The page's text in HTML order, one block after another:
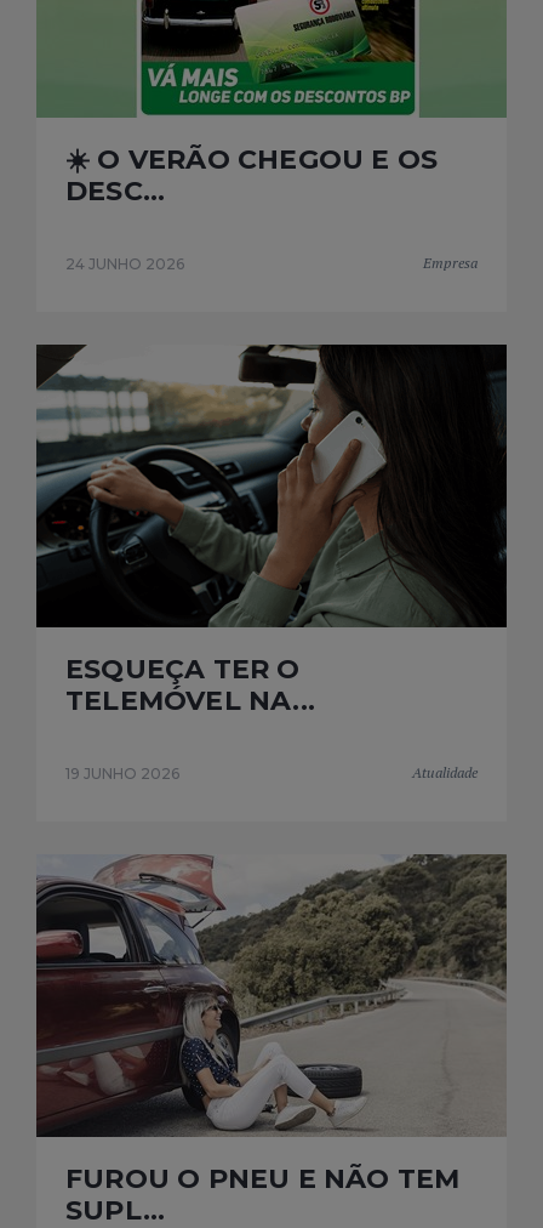
☀️ O VERÃO CHEGOU E OS
DESC...
24 JUNHO 2026 Empresa
ESQUEÇA TER O
TELEMÓVEL NA...
19 JUNHO 2026 Atualidade
FUROU O PNEU E NÃO TEM
SUPL...